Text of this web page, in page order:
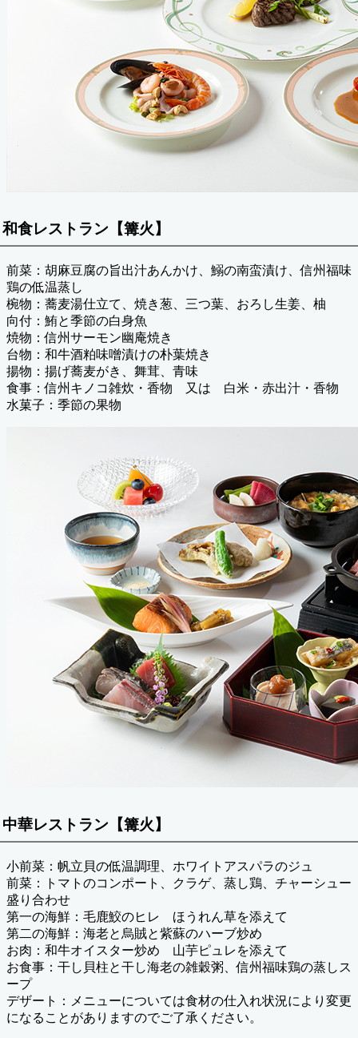
和食レストラン【篝火】
前菜：胡麻豆腐の旨出汁あんかけ、鰯の南蛮漬け、信州福味
鶏の低温蒸し
椀物：蕎麦湯仕立て、焼き葱、三つ葉、おろし生姜、柚
向付：鮪と季節の白身魚
焼物：信州サーモン幽庵焼き
台物：和牛酒粕味噌漬けの朴葉焼き
揚物：揚げ蕎麦がき、舞茸、青味
食事：信州キノコ雑炊・香物 又は 白米・赤出汁・香物
水菓子：季節の果物
中華レストラン【篝火】
小前菜：帆立貝の低温調理、ホワイトアスパラのジュ
前菜：トマトのコンポート、クラゲ、蒸し鶏、チャーシュー
盛り合わせ
第一の海鮮：毛鹿鮫のヒレ ほうれん草を添えて
第二の海鮮：海老と烏賊と紫蘇のハーブ炒め
お肉：和牛オイスター炒め 山芋ピュレを添えて
お食事：干し貝柱と干し海老の雑穀粥、信州福味鶏の蒸しス
ープ
デザート：メニューについては食材の仕入れ状況により変更
になることがありますのでご了承ください。